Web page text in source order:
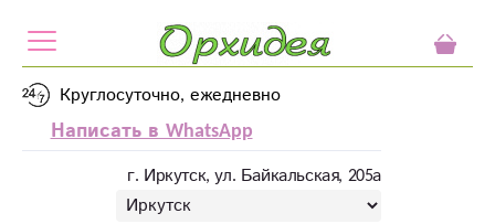
Круглосуточно, ежедневно
Написать в WhatsApp
г. Иркутск, ул. Байкальская, 205а